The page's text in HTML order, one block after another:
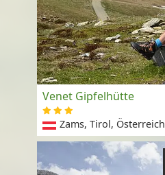
Venet Gipfelhütte
Zams, Tirol, Österreich